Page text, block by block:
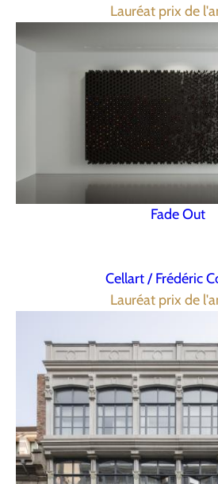
Lauréat prix de
Fade Out
Cellart / Frédéric
Lauréat prix de